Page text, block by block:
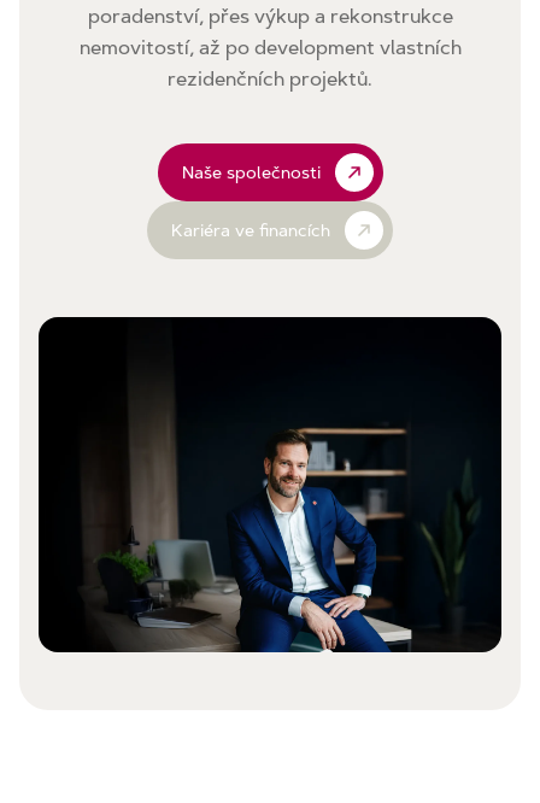
poradenství, přes výkup a rekonstrukce
nemovitostí, až po development vlastních
rezidenčních projektů.
Naše společnosti
Kariéra ve financích